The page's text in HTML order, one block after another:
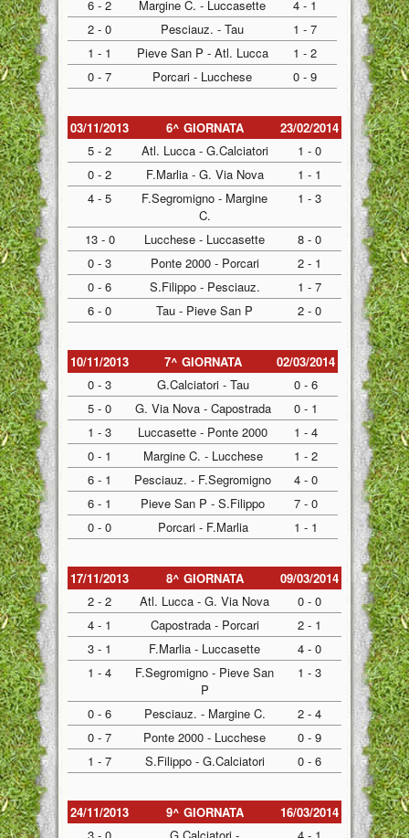
6 - 2
Margine C. - Luccasette
4 - 1
2 - 0
Pesciauz. - Tau
1 - 7
1 - 1
Pieve San P - Atl. Lucca
1 - 2
0 - 7
Porcari - Lucchese 0 - 9
03/11/2013 6^ GIORNATA
23/02/2014
5 - 2
Atl. Lucca - G.Calciatori
1 - 0
0 - 2
F.Marlia - G. Via Nova
1 - 1
4 - 5
F.Segromigno - Margine
C.
1 - 3
13 - 0 Lucchese - Luccasette
8 - 0
0 - 3
Ponte 2000 - Porcari
2 - 1
0 - 6
S.Filippo - Pesciauz.
1 - 7
6 - 0
Tau - Pieve San P 2 - 0
10/11/2013 7^ GIORNATA
02/03/2014
0 - 3
G.Calciatori - Tau
0 - 6
5 - 0
G. Via Nova - Capostrada
0 - 1
1 - 3
Luccasette - Ponte 2000
1 - 4
0 - 1
Margine C. - Lucchese
1 - 2
6 - 1
Pesciauz. - F.Segromigno
4 - 0
6 - 1
Pieve San P - S.Filippo
7 - 0
0 - 0
Porcari - F.Marlia 1 - 1
17/11/2013 8^ GIORNATA
09/03/2014
2 - 2
Atl. Lucca - G. Via Nova
0 - 0
4 - 1
Capostrada - Porcari
2 - 1
3 - 1
F.Marlia - Luccasette
4 - 0
1 - 4
F.Segromigno - Pieve San
P
1 - 3
0 - 6 Pesciauz. - Margine C.
2 - 4
0 - 7
Ponte 2000 - Lucchese
0 - 9
1 - 7
S.Filippo - G.Calciatori 0 - 6
24/11/2013 9^ GIORNATA
16/03/2014
3 - 0
G.Calciatori - 4 - 1